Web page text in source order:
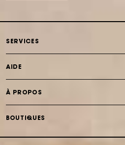
SERVICES
AIDE
À PROPOS
BOUTIQUES